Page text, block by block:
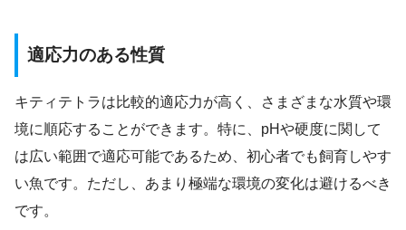
適応力のある性質
キティテトラは比較的適応力が高く、さまざまな水質や環
境に順応することができます。特に、pHや硬度に関して
は広い範囲で適応可能であるため、初心者でも飼育しやす
い魚です。ただし、あまり極端な環境の変化は避けるべき
です。